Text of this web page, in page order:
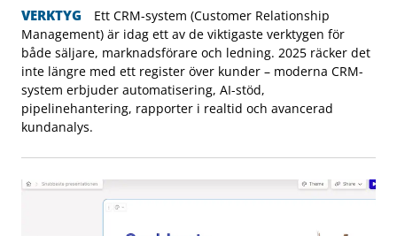
VERKTYG
Ett CRM-system (Customer Relationship
Management) är idag ett av de viktigaste verktygen för
både säljare, marknadsförare och ledning. 2025 räcker det
inte längre med ett register över kunder – moderna CRM-
system erbjuder automatisering, AI-stöd,
pipelinehantering, rapporter i realtid och avancerad
kundanalys.